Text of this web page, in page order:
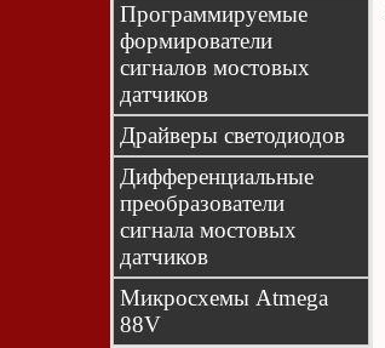
Программируемые
формирователи
сигналов мостовых
датчиков
Драйверы светодиодов
Дифференциальные
преобразователи
сигнала мостовых
датчиков
Микросхемы Atmega
88V